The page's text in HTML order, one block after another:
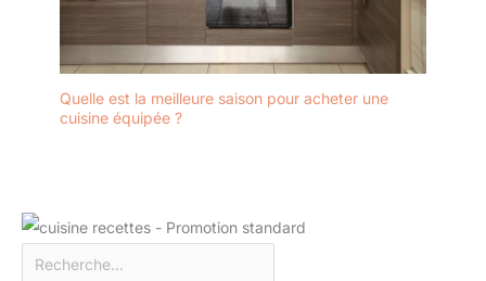
Quelle est la meilleure saison pour acheter une
cuisine équipée ?